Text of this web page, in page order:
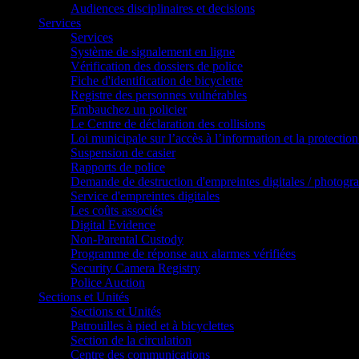
Audiences disciplinaires et decisions
Services
Services
Système de signalement en ligne
Vérification des dossiers de police
Fiche d'identification de bicyclette
Registre des personnes vulnérables
Embauchez un policier
Le Centre de déclaration des collisions
Loi municipale sur l’accès à l’information et la
Suspension de casier
Rapports de police
Demande de destruction d'empreintes digitales /
Service d'empreintes digitales
Les coûts associés
Digital Evidence
Non-Parental Custody
Programme de réponse aux alarmes vérifiées
Security Camera Registry
Police Auction
Sections et Unités
Sections et Unités
Patrouilles à pied et à bicyclettes
Section de la circulation
Centre des communications